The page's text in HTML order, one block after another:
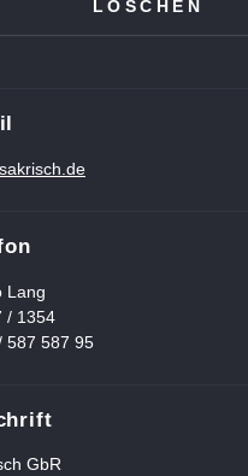
Lang
/ 1354
587 587 95
GbR